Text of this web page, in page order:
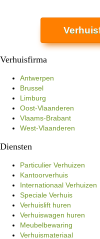
Verhuisfirma
Antwerpen
Brussel
Limburg
Oost-Vlaanderen
Vlaams-Brabant
West-Vlaanderen
Diensten
Particulier Verhuizen
Kantoorverhuis
Internationaal Verhuizen
Speciale Verhuis
Verhuislift huren
Verhuiswagen huren
Meubelbewaring
Verhuismateriaal